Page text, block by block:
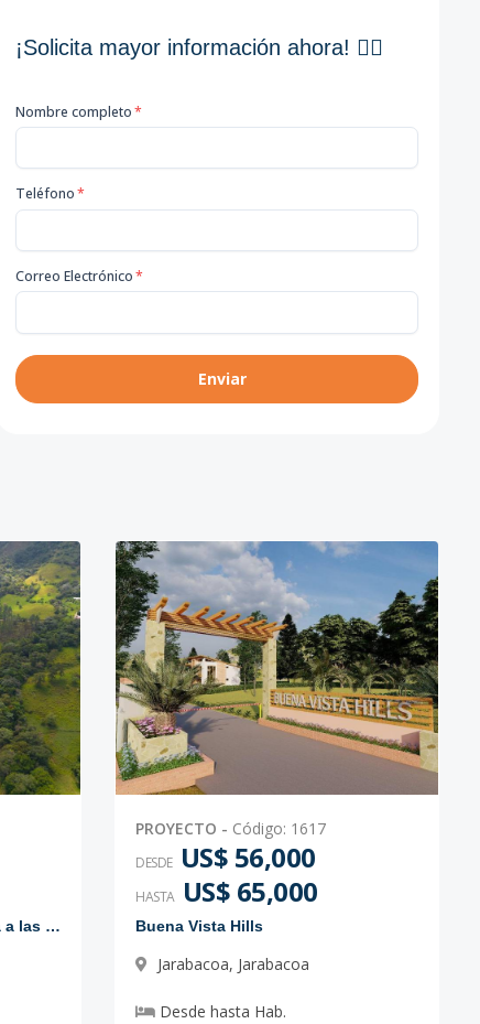
¡Solicita mayor información ahora! 👇🏽
Nombre completo*
Teléfono*
Correo Electrónico*
Enviar
Proyecto de solares con vista a las montañas
PROYECTO - Código: 1617
DESDE US$ 56,000
HASTA US$ 65,000
Buena Vista Hills
Jarabacoa, Jarabacoa
Desde hasta Hab.